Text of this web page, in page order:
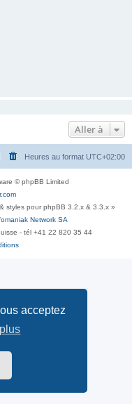
acceptez
Aller à
Heures au format UTC+02:00
© phpBB Limited
styles pour phpBB 3.2.x & 3.3.x »
Network SA
- tél +41 22 820 35 44